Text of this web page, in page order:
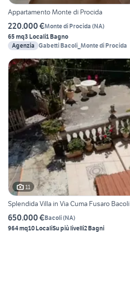
Appartamento Monte di Procida
220.000 €Monte di Procida (NA)
65 mq3 Locali1 Bagno
Agenzia Gabetti Bacoli_Monte di Procida
11
Splendida Villa in Via Cuma Fusaro Bacoli
650.000 €Bacoli(NA)
964 mq10 LocaliSu più livelli2 Bagni